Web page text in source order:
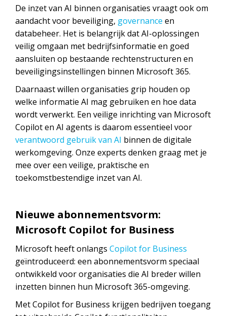
De inzet van AI binnen organisaties vraagt ook om
aandacht voor beveiliging, governance en
databeheer. Het is belangrijk dat AI-oplossingen
veilig omgaan met bedrijfsinformatie en goed
aansluiten op bestaande rechtenstructuren en
beveiligingsinstellingen binnen Microsoft 365.
Daarnaast willen organisaties grip houden op
welke informatie AI mag gebruiken en hoe data
wordt verwerkt. Een veilige inrichting van Microsoft
Copilot en AI agents is daarom essentieel voor
verantwoord gebruik van AI binnen de digitale
werkomgeving. Onze experts denken graag met je
mee over een veilige, praktische en
toekomstbestendige inzet van AI.
Nieuwe abonnementsvorm:
Microsoft Copilot for Business
Microsoft heeft onlangs Copilot for Business
geïntroduceerd: een abonnementsvorm speciaal
ontwikkeld voor organisaties die AI breder willen
inzetten binnen hun Microsoft 365-omgeving.
Met Copilot for Business krijgen bedrijven toegang